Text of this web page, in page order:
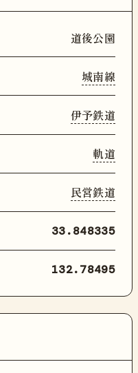
道後公園
城南線
伊予鉄道
軌道
民営鉄道
33.848335
132.78495